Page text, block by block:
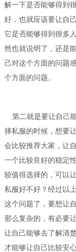
解一下是否能够得到
好，也就应该要让自
它是否能够得到很多
然也就说明了，还是
己对这个方面的问题
个方面的问题。
第二就是要让自己
择私服的时候，想要
会比较推荐大家，让
一个比较良好的稳定
较值得选择的，可以
私服好不好？经过以
这个问题了，要想让
那么复杂的，有必要
让自己能够去了解清
才能够让自己比较安心